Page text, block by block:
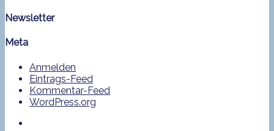
Newsletter
Meta
Anmelden
Eintrags-Feed
Kommentar-Feed
WordPress.org